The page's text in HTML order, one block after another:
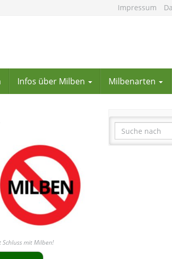
Impressum
Infos über Milben Milbenarten
Schluss mit Milben!